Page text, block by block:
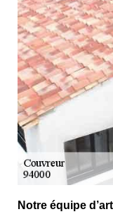
Notre équipe